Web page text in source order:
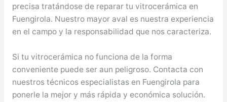
precisa tratándose de reparar tu vitrocerámica en
Fuengirola. Nuestro mayor aval es nuestra experiencia
en el campo y la responsabilidad que nos caracteriza.
Si tu vitrocerámica no funciona de la forma
conveniente puede ser aun peligroso. Contacta con
nuestros técnicos especialistas en Fuengirola para
ponerle la mejor y más rápida y económica solución.